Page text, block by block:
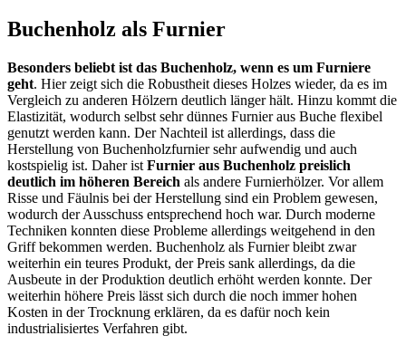
Buchenholz als Furnier
Besonders beliebt ist das Buchenholz, wenn es um Furniere
geht. Hier zeigt sich die Robustheit dieses Holzes wieder, da es im
Vergleich zu anderen Hölzern deutlich länger hält. Hinzu kommt die
Elastizität, wodurch selbst sehr dünnes Furnier aus Buche flexibel
genutzt werden kann. Der Nachteil ist allerdings, dass die
Herstellung von Buchenholzfurnier sehr aufwendig und auch
kostspielig ist. Daher ist Furnier aus Buchenholz preislich
deutlich im höheren Bereich als andere Furnierhölzer. Vor allem
Risse und Fäulnis bei der Herstellung sind ein Problem gewesen,
wodurch der Ausschuss entsprechend hoch war. Durch moderne
Techniken konnten diese Probleme allerdings weitgehend in den
Griff bekommen werden. Buchenholz als Furnier bleibt zwar
weiterhin ein teures Produkt, der Preis sank allerdings, da die
Ausbeute in der Produktion deutlich erhöht werden konnte. Der
weiterhin höhere Preis lässt sich durch die noch immer hohen
Kosten in der Trocknung erklären, da es dafür noch kein
industrialisiertes Verfahren gibt.